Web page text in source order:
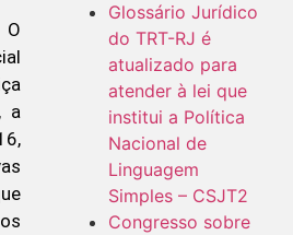
a
Glossário Jurídico
do TRT-RJ é
atualizado para
atender à lei que
institui a Política
Nacional de
Linguagem
Simples – CSJT2
Congresso sobre